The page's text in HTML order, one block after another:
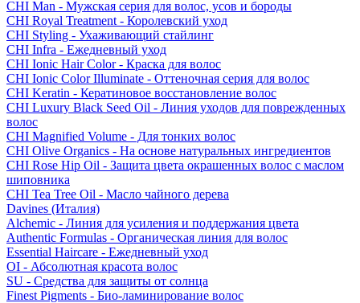
CHI Man - Мужская серия для волос, усов и бороды
CHI Royal Treatment - Королевский уход
CHI Styling - Ухаживающий стайлинг
CHI Infra - Ежедневный уход
CHI Ionic Hair Color - Краска для волос
CHI Ionic Color Illuminate - Оттеночная серия для волос
CHI Keratin - Кератиновое восстановление волос
CHI Luxury Black Seed Oil - Линия уходов для поврежденных
волос
CHI Magnified Volume - Для тонких волос
CHI Olive Organics - На основе натуральных ингредиентов
CHI Rose Hip Oil - Защита цвета окрашенных волос с маслом
шиповника
CHI Tea Tree Oil - Масло чайного дерева
Davines (Италия)
Alchemic - Линия для усиления и поддержания цвета
Authentic Formulas - Органическая линия для волос
Essential Haircare - Eжедневный уход
OI - Абсолютная красота волос
SU - Средства для защиты от солнца
Finest Pigments - Био-ламинирование волос